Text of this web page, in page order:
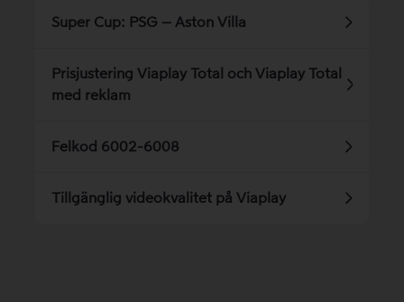
Super Cup: PSG – Aston Villa
Prisjustering Viaplay Total och Viaplay Total
med reklam
Felkod 6002-6008
Tillgänglig videokvalitet på Viaplay